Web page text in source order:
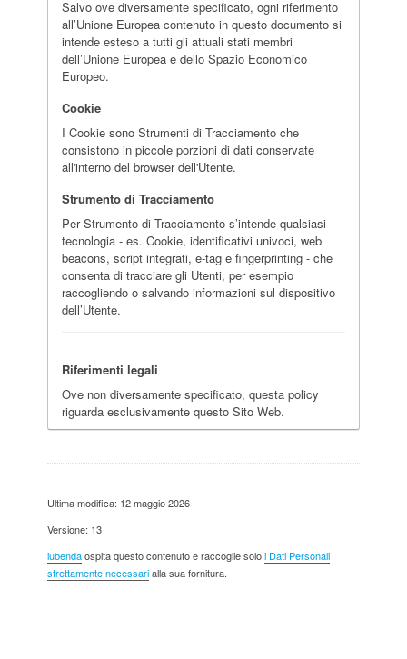
Salvo ove diversamente specificato, ogni riferimento
all’Unione Europea contenuto in questo documento si
intende esteso a tutti gli attuali stati membri
dell’Unione Europea e dello Spazio Economico
Europeo.
Cookie
I Cookie sono Strumenti di Tracciamento che
consistono in piccole porzioni di dati conservate
all'interno del browser dell'Utente.
Strumento di Tracciamento
Per Strumento di Tracciamento s’intende qualsiasi
tecnologia - es. Cookie, identificativi univoci, web
beacons, script integrati, e-tag e fingerprinting - che
consenta di tracciare gli Utenti, per esempio
raccogliendo o salvando informazioni sul dispositivo
dell’Utente.
Riferimenti legali
Ove non diversamente specificato, questa policy
riguarda esclusivamente questo Sito Web.
Ultima modifica: 12 maggio 2026
Versione: 13
iubendaospita questo contenuto e raccoglie soloi Dati Personali
strettamente necessarialla sua fornitura.